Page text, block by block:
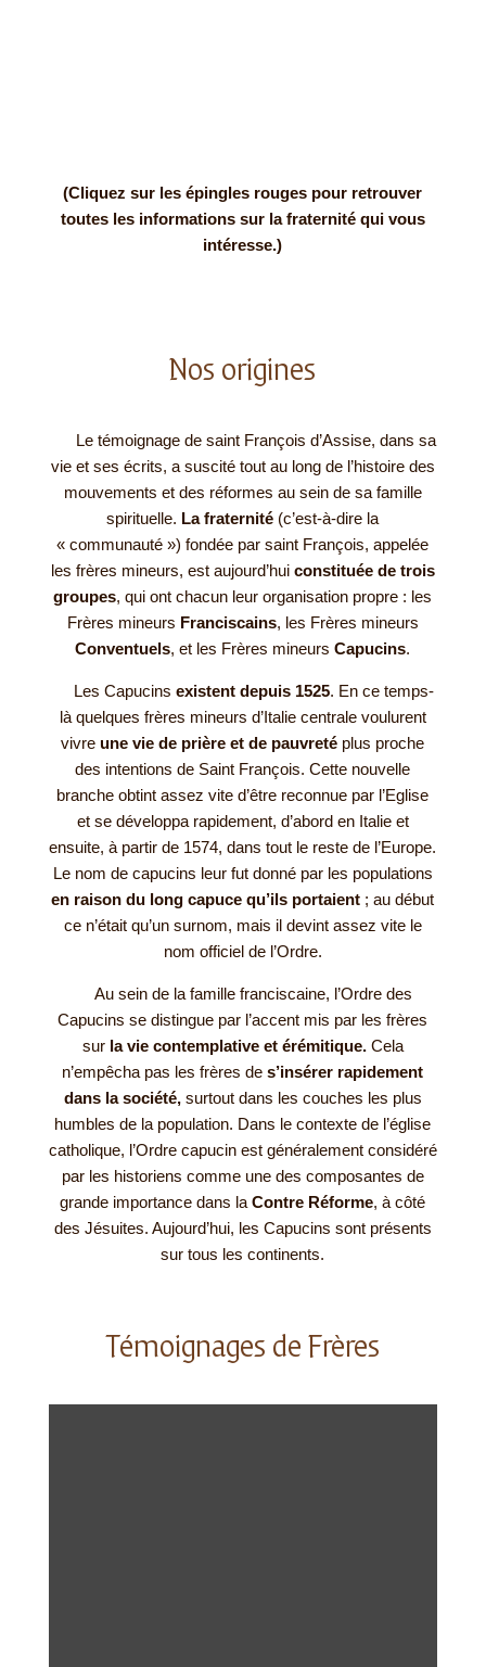
(Cliquez sur les épingles rouges pour retrouver
toutes les informations sur la fraternité qui vous
intéresse.)
Nos origines
Le témoignage de saint François d’Assise, dans sa
vie et ses écrits, a suscité tout au long de l’histoire des
mouvements et des réformes au sein de sa famille
spirituelle. La fraternité (c’est-à-dire la
« communauté ») fondée par saint François, appelée
les frères mineurs, est aujourd’hui constituée de trois
groupes, qui ont chacun leur organisation propre : les
Frères mineurs Franciscains, les Frères mineurs
Conventuels, et les Frères mineursCapucins.
Les Capucins existent depuis 1525. En ce temps-
là quelques frères mineurs d’Italie centrale voulurent
vivre une vie de prière et de pauvreté plus proche
des intentions de Saint François. Cette nouvelle
branche obtint assez vite d’être reconnue par l’Eglise
et se développa rapidement, d’abord en Italie et
ensuite, à partir de 1574, dans tout le reste de l’Europe.
Le nom de capucins leur fut donné par les populations
en raison du long capuce qu’ils portaient ; au début
ce n’était qu’un surnom, mais il devint assez vite le
nom officiel de l’Ordre.
Au sein de la famille franciscaine, l’Ordre des
Capucins se distingue par l’accent mis par les frères
surla vie contemplative et érémitique.Cela
n’empêcha pas les frères des’insérer rapidement
dans la société,surtout dans les couches les plus
humbles de la population. Dans le contexte de l’église
catholique, l’Ordre capucin est généralement considéré
par les historiens comme une des composantes de
grande importance dans laContre Réforme, à côté
des Jésuites. Aujourd’hui, les Capucins sont présents
sur tous les continents.
Témoignages de Frères